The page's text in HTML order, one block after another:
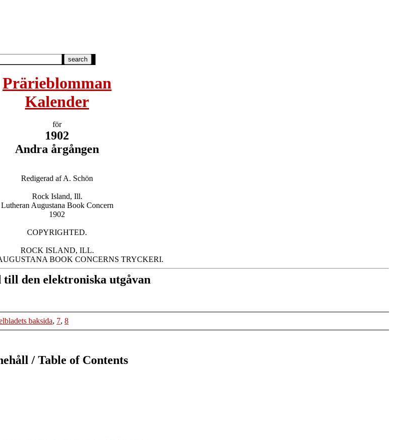
Prärieblomman
Kalender
1902
Andra årgången
Redigerad af A. Schön
Rock Island, Ill.
Lutheran Augustana Book Concern
1902
COPYRIGHTED.
ROCK ISLAND, ILL.
den elektroniska utgåvan
baksida, 7, 8
/ Table of Contents